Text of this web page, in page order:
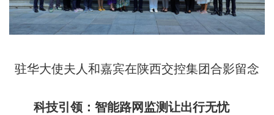
驻华大使夫人和嘉宾在陕西交控集团合影留念
科技引领：智能路网监测让出行无忧